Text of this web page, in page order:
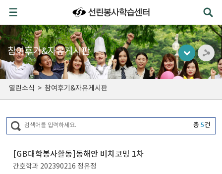
참여후기&자유게시판
열린소식 > 참여후기&자유게시판
총 5건
[GB대학봉사활동]동해안 비치코밍 1차
간호학과 202390216 정유정